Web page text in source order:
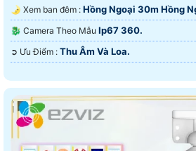
🌛 Xem ban đêm : Hồng Ngoại 30m Hồng
🐉️ Camera Theo Mẫu Ip67 360.
️➲ Ưu Điểm : Thu Âm Và Loa.